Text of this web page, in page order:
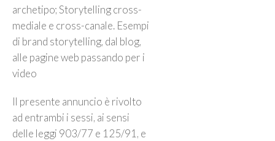
archetipo; Storytelling cross-
mediale e cross-canale. Esempi
di brand storytelling, dal blog,
alle pagine web passando per i
video
Il presente annuncio è rivolto
ad entrambi i sessi, ai sensi
delle leggi 903/77 e 125/91, e